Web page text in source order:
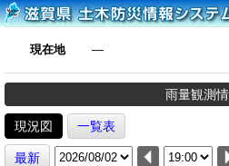
現在地 ―
雨量観測
現況図 一覧表
最新